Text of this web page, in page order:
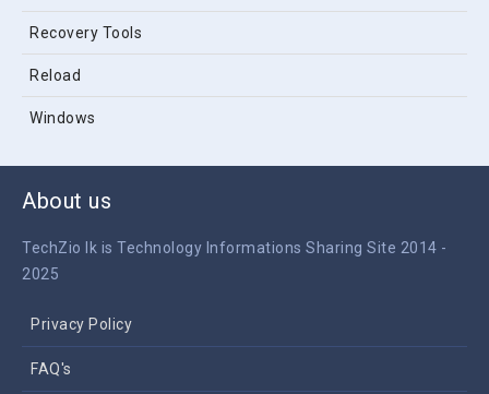
Recovery Tools
Reload
Windows
About us
TechZio lk is Technology Informations Sharing Site 2014 -
2025
Privacy Policy
FAQ's